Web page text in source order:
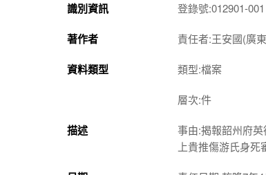
識別資訊 登錄號:012901-001
著作者 責任者:王安國(廣
資料類型 類型:檔案
層次:件
描述
事由:揭報韶州府
上貴推傷游氏身